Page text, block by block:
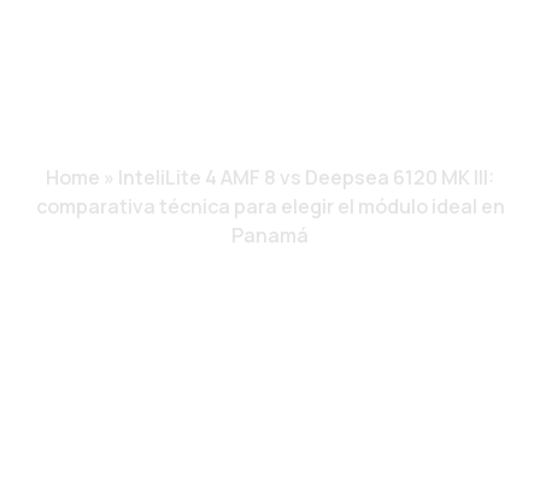
Home » InteliLite 4 AMF 8 vs Deepsea 6120 MK III:
comparativa técnica para elegir el módulo ideal en
Panamá